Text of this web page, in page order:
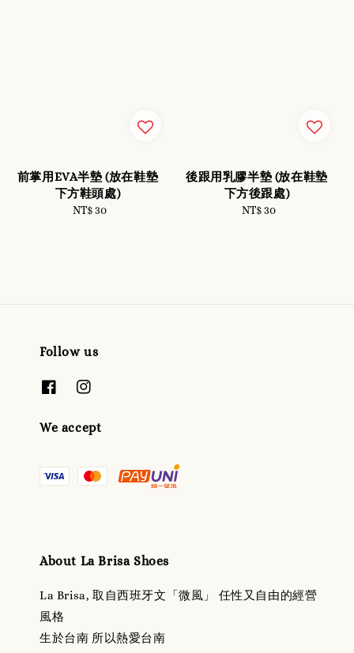
前掌用EVA半墊 (放在鞋墊
下方鞋頭處)
Regular
NT$ 30
後跟用乳膠半墊 (放在鞋墊
下方後跟處)
Regular
NT$ 30
Follow us
We accept
About La Brisa Shoes
La Brisa, 取自西班牙文「微風」 任性又自由的經營
風格
生於台南 所以熱愛台南